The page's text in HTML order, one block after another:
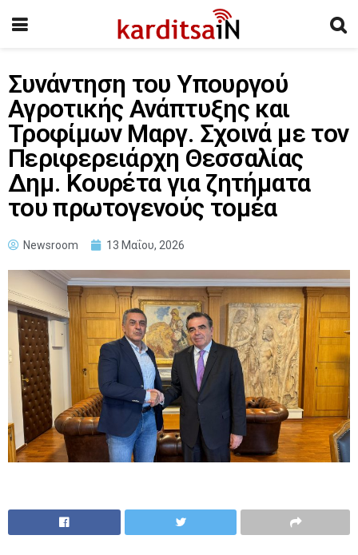
Συνάντηση του Υπουργού
Αγροτικής Ανάπτυξης και
Τροφίμων Μαργ. Σχοινά με τον
Περιφερειάρχη Θεσσαλίας
Δημ. Κουρέτα για ζητήματα
του πρωτογενούς τομέα
Newsroom 13 Μαΐου, 2026